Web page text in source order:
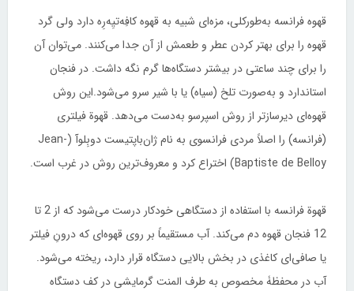
قهوه فرانسه به‌طورکلی، مزه‌ای شبیه به قهوه کافِه‌تیِه‌رِه دارد ولی گرد
قهوه را برای بهتر کردن عطر و طعمش از آن جدا می‌کنند. می‌توان آن
را برای چند ساعتی در بیشتر دستگاه‌ها گرم نگه داشت. در فنجان
استاندارد و به‌صورت تلخ (سیاه) یا با شیر سرو می‌شود.این روش
قهوه‌ای دیرسازتر از روش اسپرسو به‌دست می‌دهد. قهوة فیلتری
(فرانسه) را اصلاً مردی فرانسوی به نام ژان‌باپتیست ‌دوبِلوآ (Jean-
Baptiste de Belloy) اختراع کرد و معروف‌ترین روش در غرب است.
قهوة فرانسه با استفاده از دستگاهی خودکار درست می‌شود که از 2 تا
12 فنجان قهوه دم ‌می‌کند. آب مستقیماً بر روی قهوه‌ای که درونِ فیلتر
یا صافی‌ای کاغذی در بخش بالایی دستگاه قرار دارد، ریخته می‌شود.
آب در محفظۀ مخصوص به طرف المنت گرمایشی در کف دستگاه